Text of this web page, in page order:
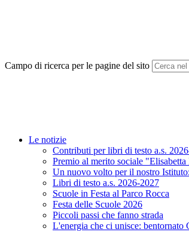
Campo di ricerca per le pagine del sito
Le notizie
Contributi per libri di testo a.s.
Premio al merito sociale
Un nuovo volto per il nostro
Libri di testo a.s. 2026-2027
Scuole in Festa al Parco Rocca
Festa delle Scuole 2026
Piccoli passi che fanno strada
L'energia che ci unisce: bentornato